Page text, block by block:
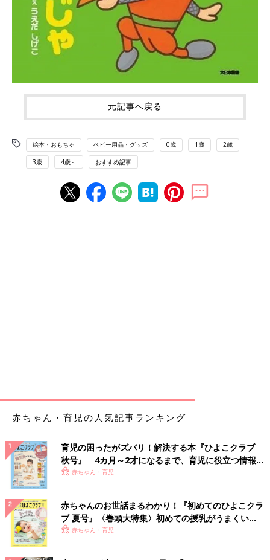
元記事へ戻る
絵本・おもちゃ ベビー用品・グッズ 0歳 1歳 2歳
3歳 4歳～ おすすめ記事
赤ちゃん・育児の人気記事ランキング
育児の困ったがズバリ！解決する本『ひよこクラブ
秋号』 4カ月～2才になるまで、育児に役立つ情報が
いっぱい！
赤ちゃん・育児
赤ちゃんのお世話まるわかり！『初めてのひよこクラ
ブ 夏号』〈巻頭大特集〉初めての授乳がうまくい
く！ おっぱい・ミルクの基本と夏のトラブル 解決テ
赤ちゃん・育児